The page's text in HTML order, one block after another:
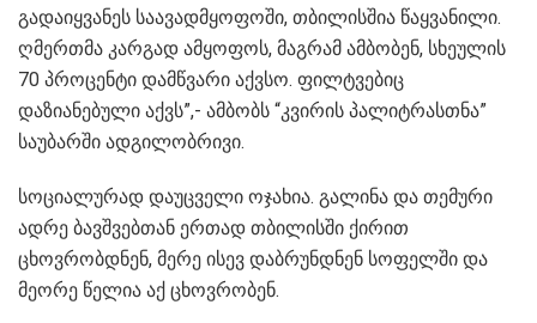
გადაიყვანეს საავადმყოფოში, თბილისშია წაყვანილი.
ღმერთმა კარგად ამყოფოს, მაგრამ ამბობენ, სხეულის
70 პროცენტი დამწვარი აქვსო. ფილტვებიც
დაზიანებული აქვს”,- ამბობს “კვირის პალიტრასთნა”
საუბარში ადგილობრივი.
სოციალურად დაუცველი ოჯახია. გალინა და თემური
ადრე ბავშვებთან ერთად თბილისში ქირით
ცხოვრობდნენ, მერე ისევ დაბრუნდნენ სოფელში და
მეორე წელია აქ ცხოვრობენ.